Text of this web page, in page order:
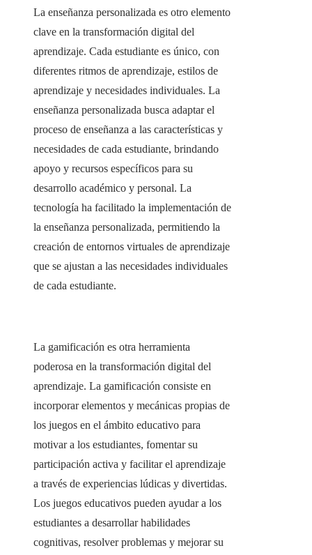
La enseñanza personalizada es otro elemento
clave en la transformación digital del
aprendizaje. Cada estudiante es único, con
diferentes ritmos de aprendizaje, estilos de
aprendizaje y necesidades individuales. La
enseñanza personalizada busca adaptar el
proceso de enseñanza a las características y
necesidades de cada estudiante, brindando
apoyo y recursos específicos para su
desarrollo académico y personal. La
tecnología ha facilitado la implementación de
la enseñanza personalizada, permitiendo la
creación de entornos virtuales de aprendizaje
que se ajustan a las necesidades individuales
de cada estudiante.
La gamificación es otra herramienta
poderosa en la transformación digital del
aprendizaje. La gamificación consiste en
incorporar elementos y mecánicas propias de
los juegos en el ámbito educativo para
motivar a los estudiantes, fomentar su
participación activa y facilitar el aprendizaje
a través de experiencias lúdicas y divertidas.
Los juegos educativos pueden ayudar a los
estudiantes a desarrollar habilidades
cognitivas, resolver problemas y mejorar su